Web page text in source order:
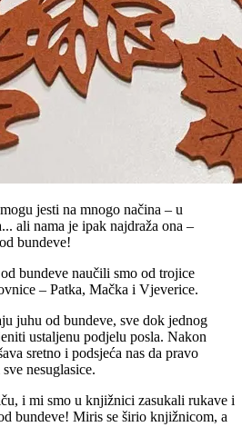
jesti na mnogo načina – u
ali nama je ipak najdraža ona –
bundeve!
bundeve naučili smo od trojice
– Patka, Mačka i Vjeverice.
juhu od bundeve, sve dok jednog
ustaljenu podjelu posla. Nakon
sretno i podsjeća nas da pravo
nesuglasice.
i mi smo u knjižnici zasukali rukave i
bundeve! Miris se širio knjižnicom, a